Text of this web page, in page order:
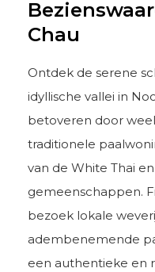
Chau
Ontdek de serene
idyllische vallei in
betoveren door
traditionele
van de White Thai
gemeenschappen.
bezoek lokale
adembenemende
een authentieke en